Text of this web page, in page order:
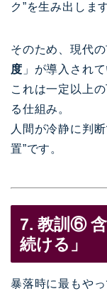
ク”を生み出します
そのため、現代
度 」が導入されて
これは一定以上
る仕組み。
人間が冷静に判
置”です。
7. 教訓⑥
続ける」
暴落時に最もや